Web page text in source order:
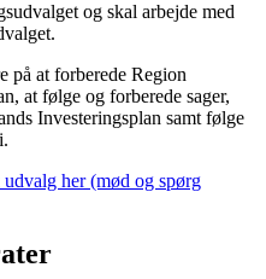
og skal arbejde med
at forberede Region
at følge og forberede sager,
Investeringsplan samt følge
her (mød og spørg